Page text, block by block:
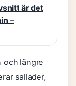
är det
–
och längre
sallader,